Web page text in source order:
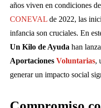
años viven en condiciones
CONEVAL de 2022, las
infancia son cruciales. En
Un Kilo de Ayuda han
Aportaciones Voluntarias,
generar un impacto social